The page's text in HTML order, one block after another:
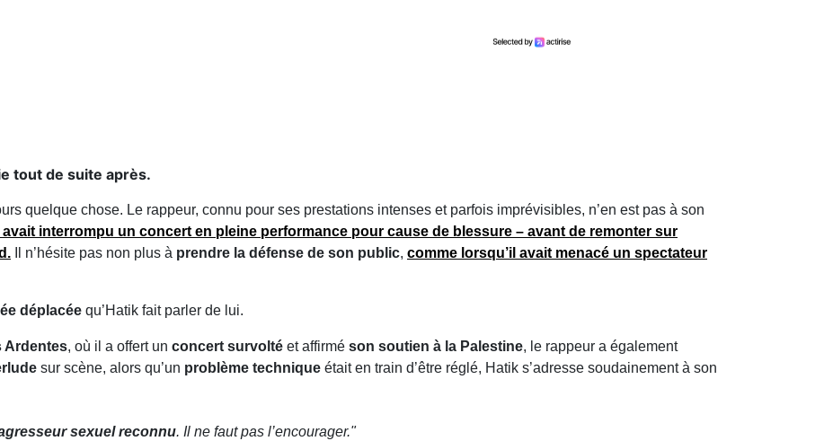
tout de suite après.
quelque chose. Le rappeur, connu pour ses prestations intenses et parfois imprévisibles, n’en est pas à son
avait interrompu un concert en pleine performance pour cause de blessure – avant de remonter sur
Il n’hésite pas non plus à prendre la défense de son public, comme lorsqu’il avait menacé un spectateur
déplacée qu’Hatik fait parler de lui.
Ardentes, où il a offert un concert survolté et affirmé son soutien à la Palestine, le rappeur a également
sur scène, alors qu’un problème technique était en train d’être réglé, Hatik s’adresse soudainement à son
sexuel reconnu. Il ne faut pas l’encourager."